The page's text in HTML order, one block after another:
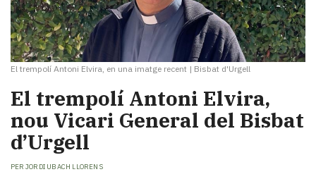
El trempolí Antoni Elvira, en una imatge recent | Bisbat d'Urgell
​El trempolí Antoni Elvira,
nou Vicari General del Bisbat
d’Urgell
PER JORDI UBACH LLORENS